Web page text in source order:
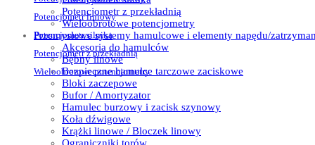
Potencjometr z przekładnią
Wieloobrotowe potencjometry
Przemysłowe systemy hamulcowe i elementy napędu/
Akcesoria do hamulców
Bębny linowe
Bezpieczne hamulce tarczowe zaciskowe
Bloki zaczepowe
Bufor / Amortyzator
Hamulec burzowy i zacisk szynowy
Koła dźwigowe
Krążki linowe / Bloczek linowy
Potencjometr liniowy
Potencjometr silnika
Potencjometr z przekładnią
Wieloobrotowe potencjometry